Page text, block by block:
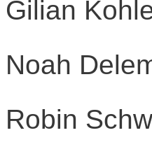
Gilian
Noah
Robin